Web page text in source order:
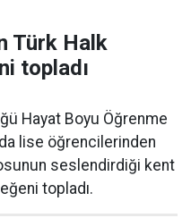
Türk Halk
topladı
Hayat Boyu Öğrenme
lise öğrencilerinden
seslendirdiği kent
topladı.